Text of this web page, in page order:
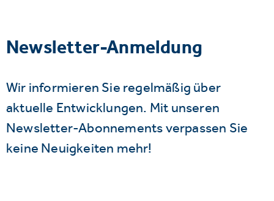
Newsletter-Anmeldung
Wir informieren Sie regelmäßig über
aktuelle Entwicklungen. Mit unseren
Newsletter-Abonnements verpassen Sie
keine Neuigkeiten mehr!